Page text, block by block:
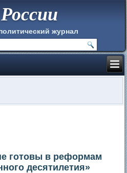
журнал
готовы в реформам
десятилетия»